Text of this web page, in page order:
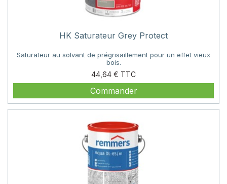
HK Saturateur Grey Protect
Saturateur au solvant de prégrisaillement pour un effet vieux
bois.
44,64 €
Prix
Commander